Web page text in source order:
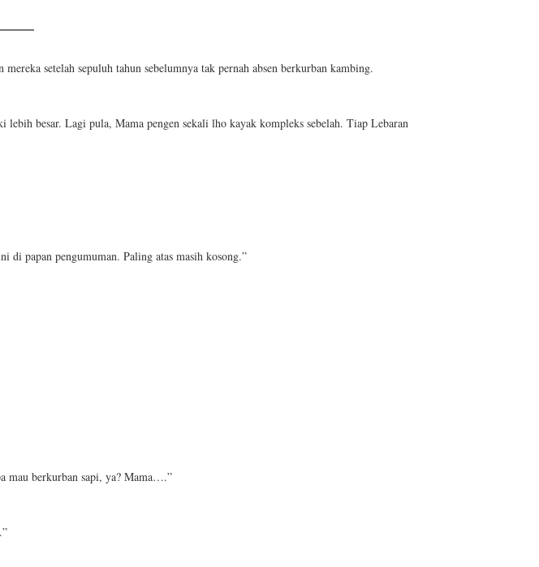
setelah sepuluh tahun sebelumnya tak pernah absen berkurban kambing.
besar. Lagi pula, Mama pengen sekali lho kayak kompleks sebelah. Tiap Lebaran
di papan pengumuman. Paling atas masih kosong.”
mau berkurban sapi, ya? Mama….”